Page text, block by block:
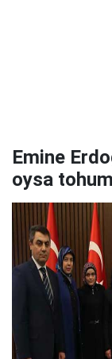
Emine
oysa